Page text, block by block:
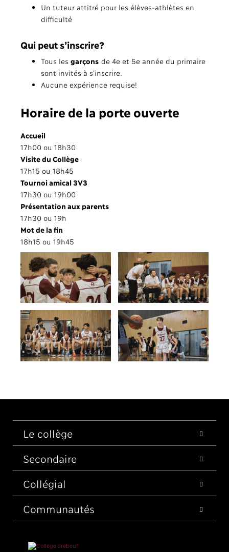
Un tuteur attitré pour les élèves-athlètes en
difficulté
Qui peut s’inscrire?
Tous les garçons de 4e et 5e année du primaire
sont invités à s’inscrire.
Aucune expérience requise!
Horaire de la porte ouverte
Accueil
17h00 ou 18h30
Visite du Collège
17h15 ou 18h45
Tournoi amical 3V3
17h30 ou 19h00
Présentation aux parents
17h30 ou 19h
Mot de la fin
18h15 ou 19h45
Le collège
Secondaire
Collégial
Communautés